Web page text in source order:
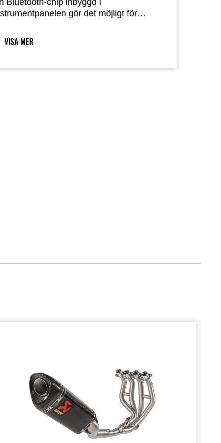
Bluetooth-chip inbyggd i
gör det möjligt för
Genom att använda
appen "RIDEOLOGY THE
VISA MER